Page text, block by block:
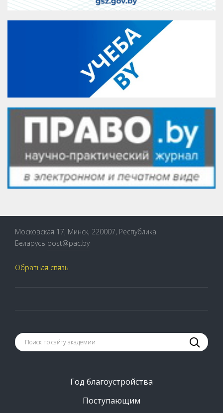
Московская 17, Минск, 220007, Республика
Беларусь post@pac.by
Обратная связь
Год благоустройства
Поступающим